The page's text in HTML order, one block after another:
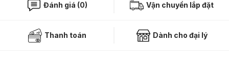
Đánh giá (0) Vận chuyển lắp đặt
Thanh toán Dành cho đại lý